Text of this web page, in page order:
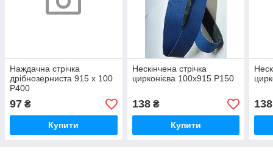
Наждачна стрічка
дрібнозерниста 915 х 100
Р400
97 ₴
Купити
Нескінчена стрічка
цирконієва 100х915 Р150
138₴
Купити
138